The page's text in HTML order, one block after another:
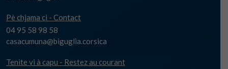
Pè chjama ci - Contact
04 95 58 98 58
casacumuna@biguglia.corsica
Tenite vi à capu - Restez au courant